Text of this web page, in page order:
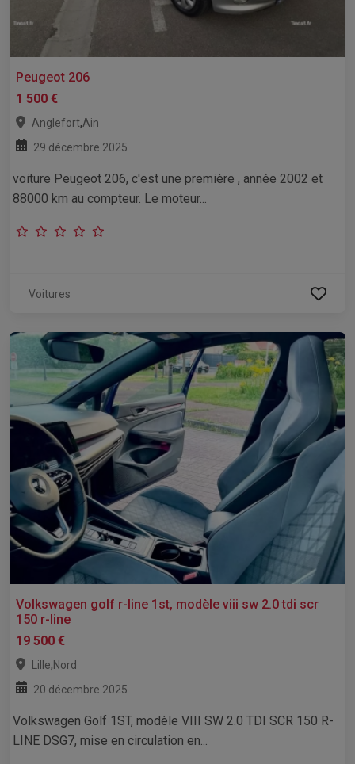
Peugeot 206
1 500 €
Anglefort,Ain
29 décembre 2025
voiture Peugeot 206, c'est une première , année 2002 et
88000 km au compteur. Le moteur...
Voitures
Volkswagen golf r-line 1st, modèle viii sw 2.0 tdi scr
150 r-line
19 500 €
Lille,Nord
20 décembre 2025
Volkswagen Golf 1ST, modèle VIII SW 2.0 TDI SCR 150 R-
LINE DSG7, mise en circulation en...